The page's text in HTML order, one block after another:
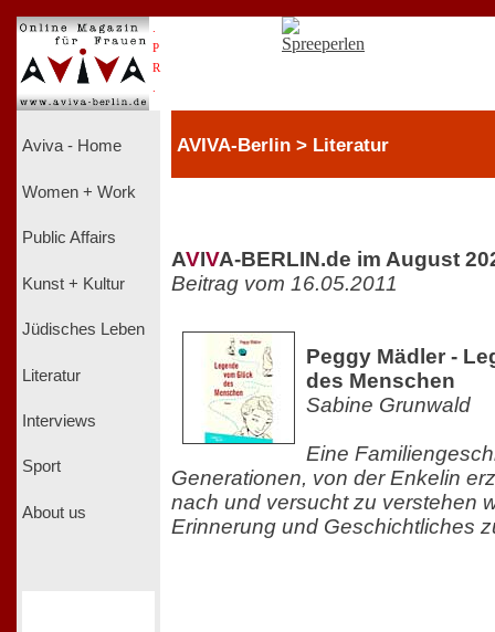
P
R
Aviva - Home
Women + Work
Public Affairs
Kunst + Kultur
Jüdisches Leben
Literatur
Interviews
Sport
About us
AVIVA-Berlin > Literatur
AVIVA-BERLIN.de im August
Beitrag vom 16.05.2011
Peggy Mädler -
des Menschen
Sabine Grunwald
Eine
Generationen, von der Enkelin
nach und versucht zu verstehen
Erinnerung und Geschichtliches